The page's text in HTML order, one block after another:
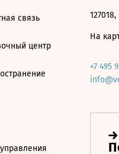
связь
центр
На
+7 495